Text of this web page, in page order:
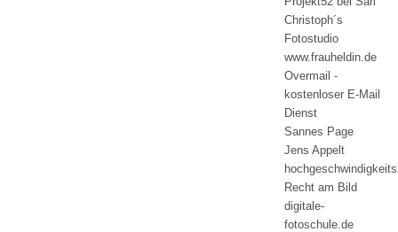
Christoph´s
Fotostudio
www.frauheldin.de
Overmail -
kostenloser E-Mail
Dienst
Sannes Page
Jens Appelt
Recht am Bild
digitale-
fotoschule.de